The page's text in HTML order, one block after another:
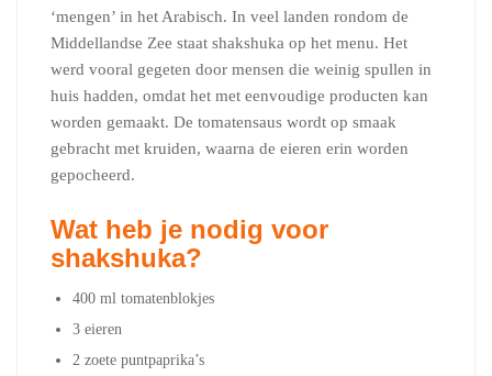
‘mengen’ in het Arabisch. In veel landen rondom de
Middellandse Zee staat shakshuka op het menu. Het
werd vooral gegeten door mensen die weinig spullen in
huis hadden, omdat het met eenvoudige producten kan
worden gemaakt. De tomatensaus wordt op smaak
gebracht met kruiden, waarna de eieren erin worden
gepocheerd.
Wat heb je nodig voor
shakshuka?
400 ml tomatenblokjes
3 eieren
2 zoete puntpaprika’s